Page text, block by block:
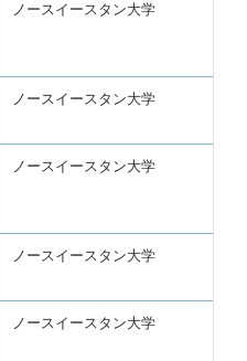
ノースイースタン大学
ノースイースタン大学
ノースイースタン大学
ノースイースタン大学
ノースイースタン大学